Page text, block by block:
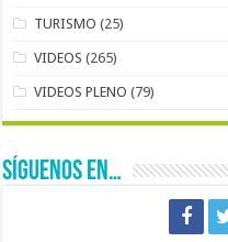
TURISMO (25)
VIDEOS (265)
VIDEOS PLENO (79)
SÍGUENOS EN…